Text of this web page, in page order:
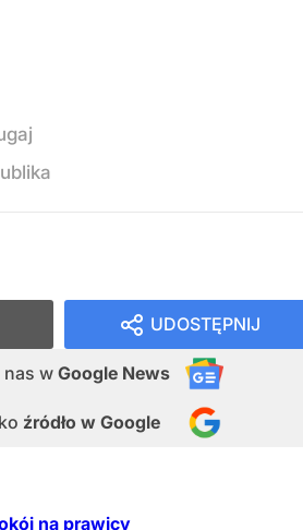
UDOSTĘPNIJ
nas w Google News
źródło w Google
na prawicy